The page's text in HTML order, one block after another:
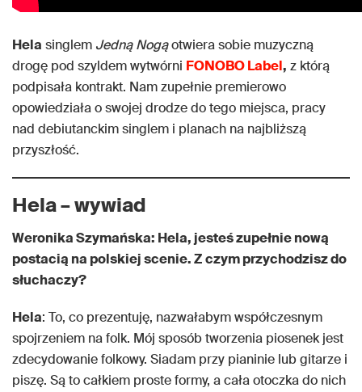
Hela singlem Jedną Nogąotwiera sobie muzyczną
drogę pod szyldem wytwórni FONOBO Label, z którą
podpisała kontrakt. Nam zupełnie premierowo
opowiedziała o swojej drodze do tego miejsca, pracy
nad debiutanckim singlem i planach na najbliższą
przyszłość.
Hela – wywiad
Weronika Szymańska: Hela, jesteś zupełnie nową
postacią na polskiej scenie. Z czym przychodzisz do
słuchaczy?
Hela: To, co prezentuję, nazwałabym współczesnym
spojrzeniem na folk. Mój sposób tworzenia piosenek jest
zdecydowanie folkowy. Siadam przy pianinie lub gitarze i
piszę. Są to całkiem proste formy, a cała otoczka do nich